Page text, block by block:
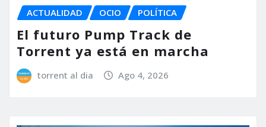
ACTUALIDAD OCIO POLÍTICA
El futuro Pump Track de
Torrent ya está en marcha
torrent al dia Ago 4, 2026